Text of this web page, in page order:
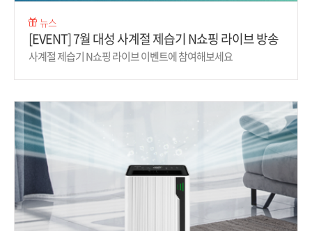
뉴스
[EVENT] 7월 대성 사계절 제습기 N쇼핑 라이브 방송
사계절 제습기 N쇼핑 라이브 이벤트에 참여해보세요